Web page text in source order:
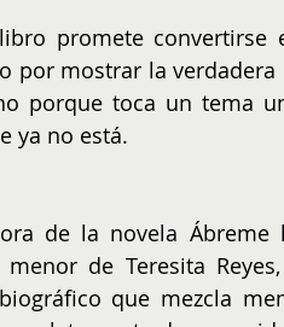
promete convertirse
por mostrar la verdadera
porque toca un tema
ya no está.
de la novela Ábreme
de Teresita
que mezcla